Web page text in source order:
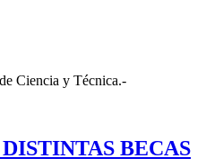
Ciencia y Técnica.-
BECAS